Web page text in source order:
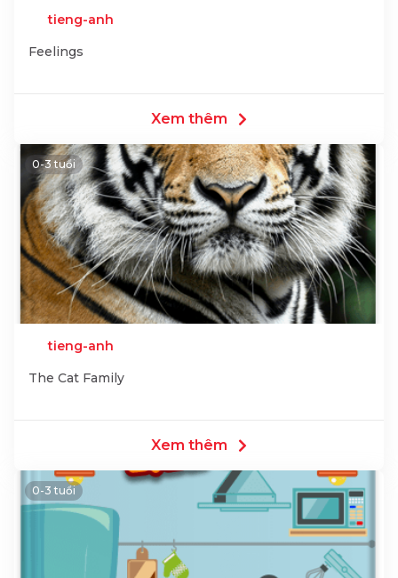
tieng-anh
Feelings
Xem thêm
0-3 tuổi
tieng-anh
The Cat Family
Xem thêm
0-3 tuổi